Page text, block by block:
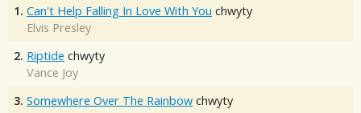
1. Can't Help Falling In Love With You chwyty
Elvis Presley
2. Riptide chwyty
Vance Joy
3. Somewhere Over The Rainbow chwyty